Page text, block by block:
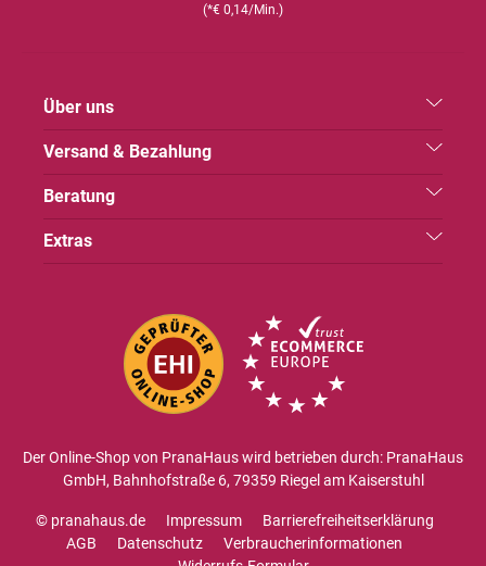
(*€ 0,14/Min.)
Über uns
Versand & Bezahlung
Beratung
Extras
Der Online-Shop von PranaHaus wird betrieben durch: PranaHaus
GmbH, Bahnhofstraße 6, 79359 Riegel am Kaiserstuhl
© pranahaus.de Impressum
Barrierefreiheitserklärung
AGB
Datenschutz
Verbraucherinformationen